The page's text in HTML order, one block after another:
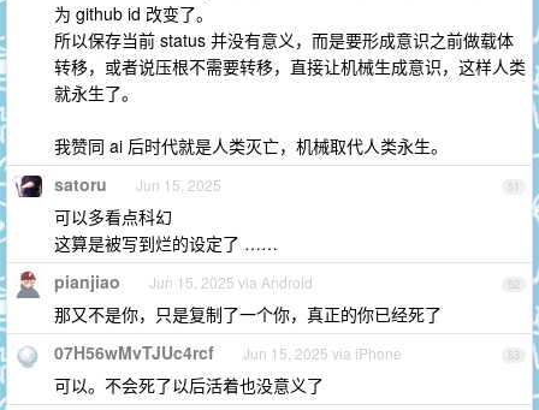
为 github id 改变了。
所以保存当前 status 并没有意义，而是要形成意识之前做载体
转移，或者说压根不需要转移，直接让机械生成意识，这样人类
就永生了。
我赞同 ai 后时代就是人类灭亡，机械取代人类永生。
51
satoru Jun 15, 2025
可以多看点科幻
这算是被写到烂的设定了 ……
52
pianjiao Jun 15, 2025 via Android
那又不是你，只是复制了一个你，真正的你已经死了
53
07H56wMvTJUc4rcf Jun 15, 2025 via iPhone
可以。不会死了以后活着也没意义了